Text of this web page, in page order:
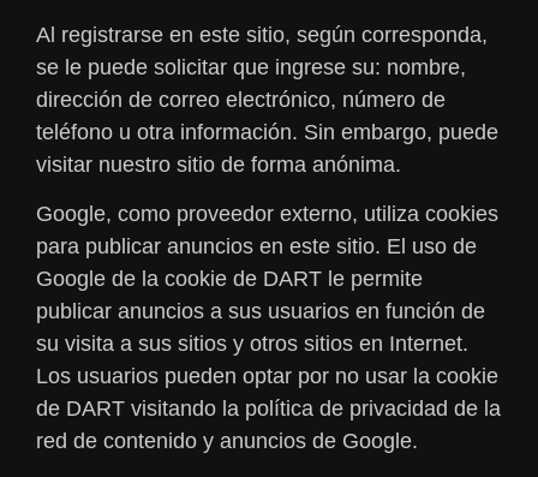
Al registrarse en este sitio, según corresponda,
se le puede solicitar que ingrese su: nombre,
dirección de correo electrónico, número de
teléfono u otra información. Sin embargo, puede
visitar nuestro sitio de forma anónima.
Google, como proveedor externo, utiliza cookies
para publicar anuncios en este sitio. El uso de
Google de la cookie de DART le permite
publicar anuncios a sus usuarios en función de
su visita a sus sitios y otros sitios en Internet.
Los usuarios pueden optar por no usar la cookie
de DART visitando la política de privacidad de la
red de contenido y anuncios de Google.